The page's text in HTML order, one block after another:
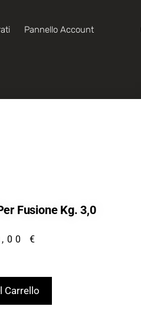
Pannello Account
Fusione Kg. 3,0
€
Carrello